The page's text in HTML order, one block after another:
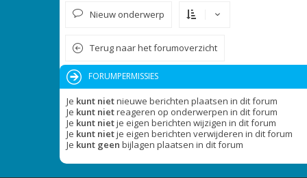
Nieuw onderwerp
Terug naar het forumoverzicht
FORUMPERMISSIES
Je kunt nietnieuwe berichten plaatsen in dit forum
Je kunt nietreageren op onderwerpen in dit forum
Je kunt nietje eigen berichten wijzigen in dit forum
Je kunt nietje eigen berichten verwijderen in dit forum
Je kunt geen bijlagen plaatsen in dit forum